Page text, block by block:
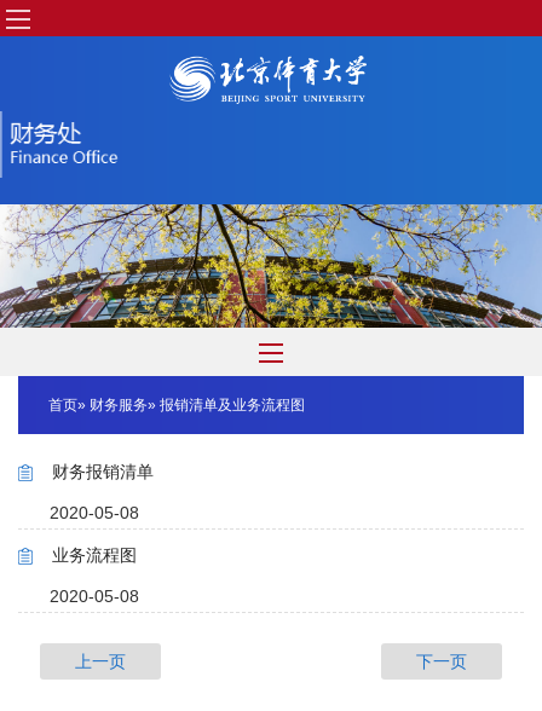
首页» 财务服务» 报销清单及业务流程图
财务报销清单
2020-05-08
业务流程图
2020-05-08
上一页 下一页